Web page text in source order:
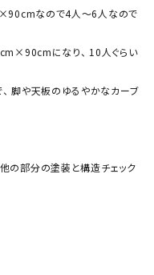
なので4人～6人なので
になり、 10人ぐらい
脚や天板のゆるやかなカーブ
の部分の塗装と構造チェック